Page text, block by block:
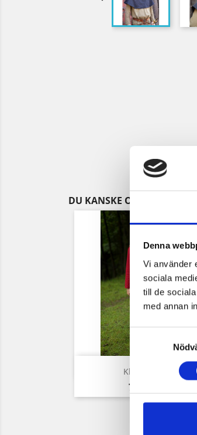
Denna
Vi använder
sociala
till de
med annan
Samtyckesval
DU KANSKE OCKSÅ GILLAR
Klänning Bas
Pris
720,00 kr
